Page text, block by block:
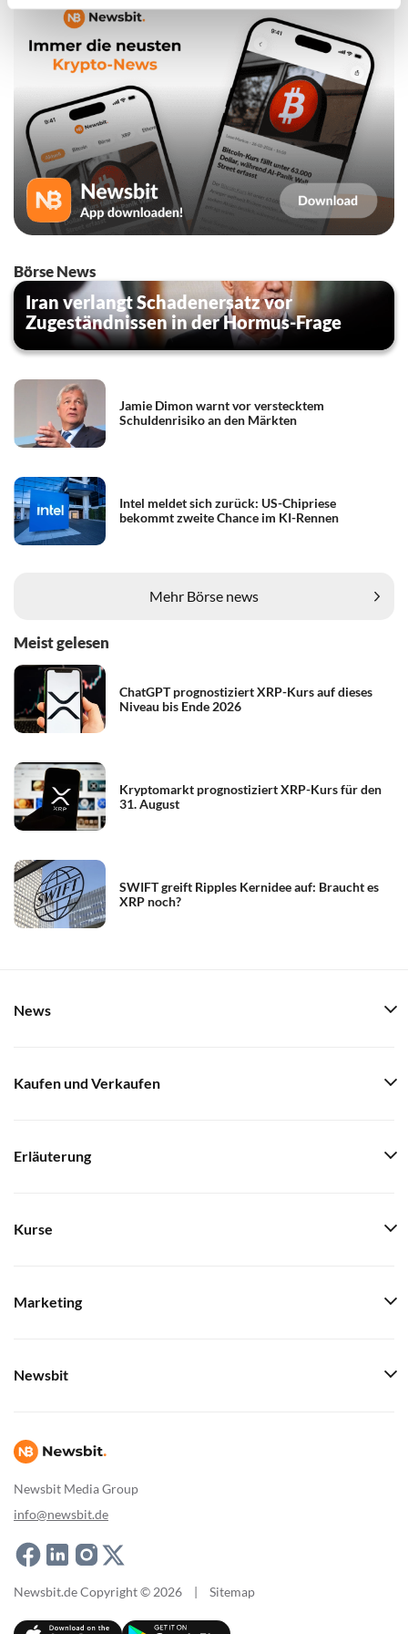
Börse News
Iran verlangt Schadenersatz vor
Zugeständnissen in der Hormus-Frage
Jamie Dimon warnt vor verstecktem
Schuldenrisiko an den Märkten
Intel meldet sich zurück: US-Chipriese
bekommt zweite Chance im KI-Rennen
Mehr Börse news
Meist gelesen
ChatGPT prognostiziert XRP-Kurs auf dieses
Niveau bis Ende 2026
Kryptomarkt prognostiziert XRP-Kurs für den
31. August
SWIFT greift Ripples Kernidee auf: Braucht es
XRP noch?
Newsbit Media Group
info@newsbit.de
News
Kaufen und Verkaufen
Erläuterung
Kurse
Marketing
Newsbit
Newsbit.de Copyright © 2026 | Sitemap